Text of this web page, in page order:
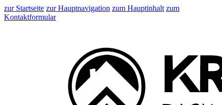
zur Startseite zur Hauptnavigation zum Hauptinhalt zum
Kontaktformular